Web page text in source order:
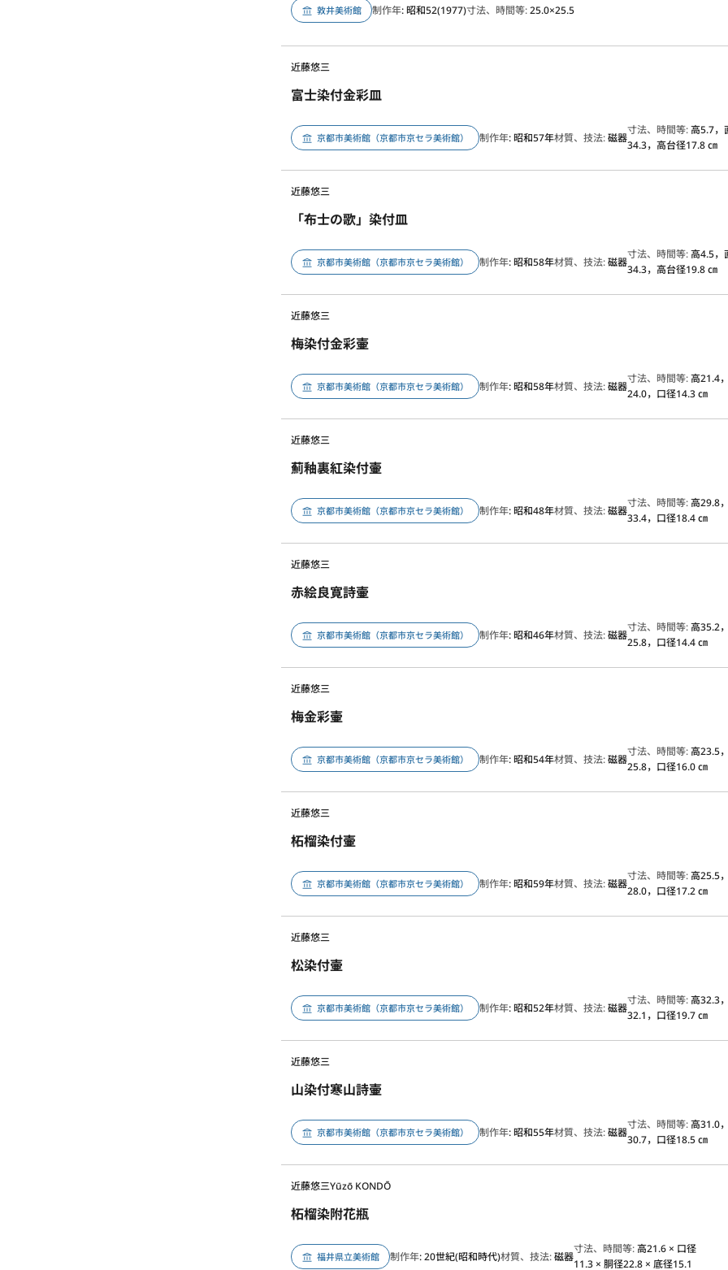
敦井美術館 制作年: 昭和52(1977)寸法、時間等:25.0×25.5
富士染付金彩皿
近藤悠三
京都市美術館（京都市京セラ美術館） 制作年: 昭和57年材質、技法:磁器
寸法、時間等:高5.7，
34.3，高台径17.8 ㎝
「布士の歌」染付皿
近藤悠三
京都市美術館（京都市京セラ美術館） 制作年: 昭和58年材質、技法:磁器
寸法、時間等:高4.5，
34.3，高台径19.8 ㎝
梅染付金彩壷
近藤悠三
京都市美術館（京都市京セラ美術館） 制作年: 昭和58年材質、技法:磁器
寸法、時間等:高21.4
24.0，口径14.3 ㎝
薊釉裏紅染付壷
近藤悠三
京都市美術館（京都市京セラ美術館） 制作年: 昭和48年材質、技法:磁器
寸法、時間等:高29.8
33.4，口径18.4 ㎝
赤絵良寛詩壷
近藤悠三
京都市美術館（京都市京セラ美術館） 制作年: 昭和46年材質、技法:磁器
寸法、時間等:高35.2
25.8，口径14.4 ㎝
梅金彩壷
近藤悠三
京都市美術館（京都市京セラ美術館） 制作年: 昭和54年材質、技法:磁器
寸法、時間等:高23.5
25.8，口径16.0 ㎝
柘榴染付壷
近藤悠三
京都市美術館（京都市京セラ美術館） 制作年: 昭和59年材質、技法:磁器
寸法、時間等:高25.5
28.0，口径17.2 ㎝
松染付壷
近藤悠三
京都市美術館（京都市京セラ美術館） 制作年: 昭和52年材質、技法:磁器
寸法、時間等:高32.3
32.1，口径19.7 ㎝
山染付寒山詩壷
近藤悠三
京都市美術館（京都市京セラ美術館） 制作年: 昭和55年材質、技法:磁器
寸法、時間等:高31.0
30.7，口径18.5 ㎝
柘榴染附花瓶
近藤悠三Yūzō KONDŌ
福井県立美術館 制作年: 20世紀(昭和時代)材質、技法:磁器
寸法、時間等:高21.6 × 口径
11.3 × 胴径22.8 × 底径15.1